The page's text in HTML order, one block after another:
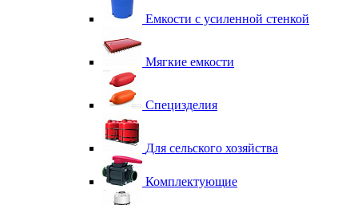
Емкости с усиленной стенкой
Мягкие емкости
Специзделия
Для сельского хозяйства
Комплектующие